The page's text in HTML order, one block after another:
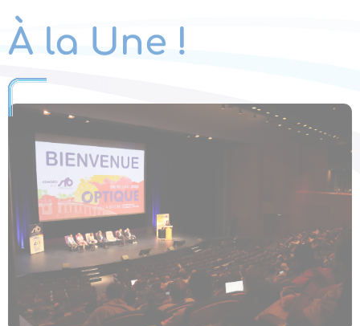
À la Une !